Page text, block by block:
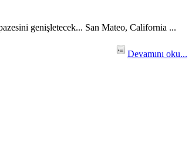
genişletecek... San Mateo, California ...
Devamını oku...